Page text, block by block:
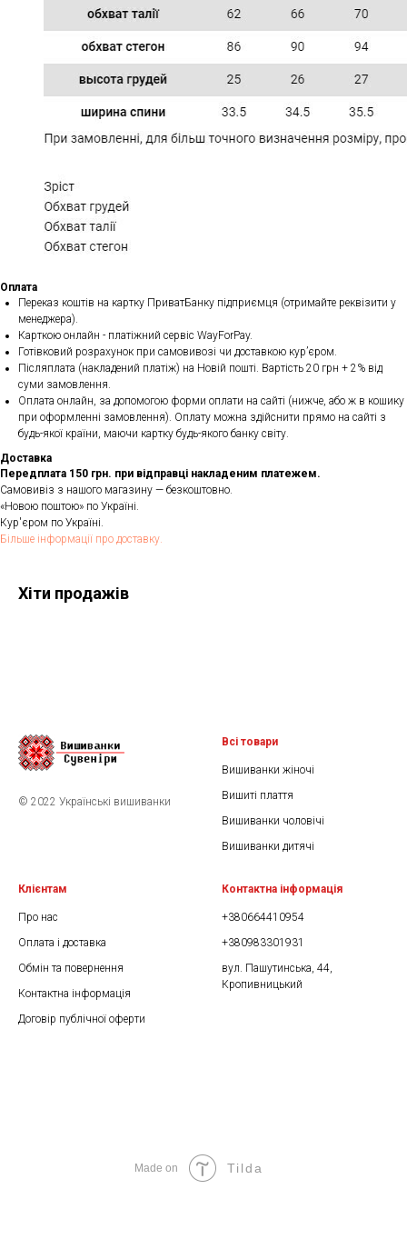
Оплата
Переказ коштів на картку ПриватБанку підприємця (отримайте реквізити у
менеджера).
Карткою онлайн - платіжний сервіс WayForPay.
Готівковий розрахунок при самовивозі чи доставкою кур’єром.
Післяплата (накладений платіж) на Новій пошті. Вартість 20 грн + 2% від
суми замовлення.
Оплата онлайн, за допомогою форми оплати на сайті (нижче, або ж в кошику
при оформленні замовлення). Оплату можна здійснити прямо на сайті з
будь-якої країни, маючи картку будь-якого банку світу.
Доставка
Передплата 150 грн. при відправці накладеним платежем.
Самовивіз з нашого магазину — безкоштовно.
«Новою поштою» по Україні.
Кур'єром по Україні.
Більше інформації про доставку.
Хіти продажів
© 2022 Українські вишиванки
Всі товари
Вишиванки жіночі
Вишиті плаття
Вишиванки чоловічі
Вишиванки дитячі
Клієнтам
Про нас
Оплата і доставка
Обмін та повернення
Контактна інформація
Договір публічної оферти
Контактна інформація
+380664410954
+380983301931
вул. Пашутинська, 44,
Кропивницький
Made on Tilda